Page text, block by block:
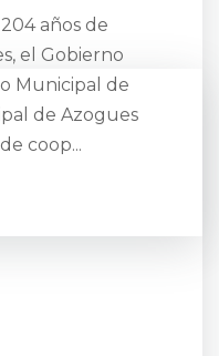
años de
el Gobierno
Municipal de
de Azogues
coop...